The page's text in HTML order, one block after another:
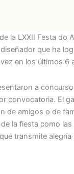
la LXXII Festa do
que ha
en los últimos 6
a
convocatoria. El
de amigos o de
la fiesta como
transmite alegría